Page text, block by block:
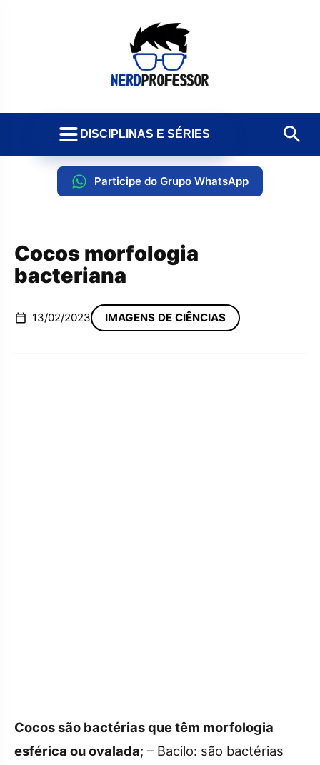
DISCIPLINAS E SÉRIES
Participe do Grupo WhatsApp
Cocos morfologia
bacteriana
13/02/2023 IMAGENS DE CIÊNCIAS
Cocos são bactérias que têm morfologia
esférica ou ovalada; – Bacilo: são bactérias